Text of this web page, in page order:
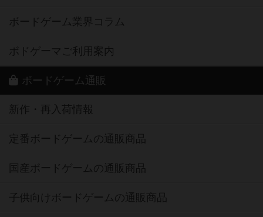
ボードゲーム業界コラム
ボドゲーマご利用案内
ボードゲーム通販
新作・再入荷情報
定番ボードゲームの通販商品
国産ボードゲームの通販商品
子供向けボードゲームの通販商品